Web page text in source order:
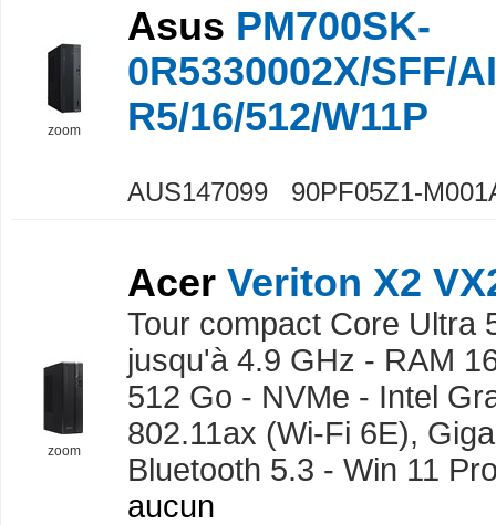
zoom
Asus PM700SK-
0R5330002X/SFF/AI
R5/16/512/W11P
AUS147099 90PF05Z1-
zoom
Acer Veriton X2
Tour compact Core Ultra
jusqu'à 4.9 GHz - RAM
512 Go - NVMe - Intel
802.11ax (Wi-Fi 6E),
Bluetooth 5.3 - Win 11
aucun